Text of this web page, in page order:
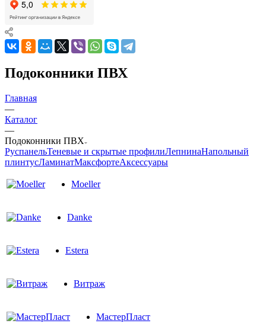
Подоконники ПВХ
Главная
—
Каталог
—
Подоконники ПВХ
РуспанельТеневые и скрытые профилиЛепнинаНапольный
плинтусЛаминатМаксфортеАксессуары
Moeller
Danke
Estera
Витраж
МастерПласт